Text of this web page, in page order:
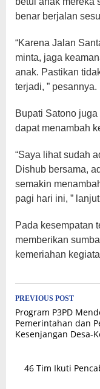
benar berjalan
“Karena Jalan
minta, jaga
anak. Pastikan
terjadi, ” pesannya.
Bupati Satono
dapat menambah
“Saya lihat sudah
Dishub bersama,
semakin
pagi hari ini, ”
Pada kesempatan
memberikan
kemeriahan
Post
navigation
PREVIOUS POST
Program P3PD
Pemerintahan dan
Kesenjangan Desa-
46 Tim Ikuti